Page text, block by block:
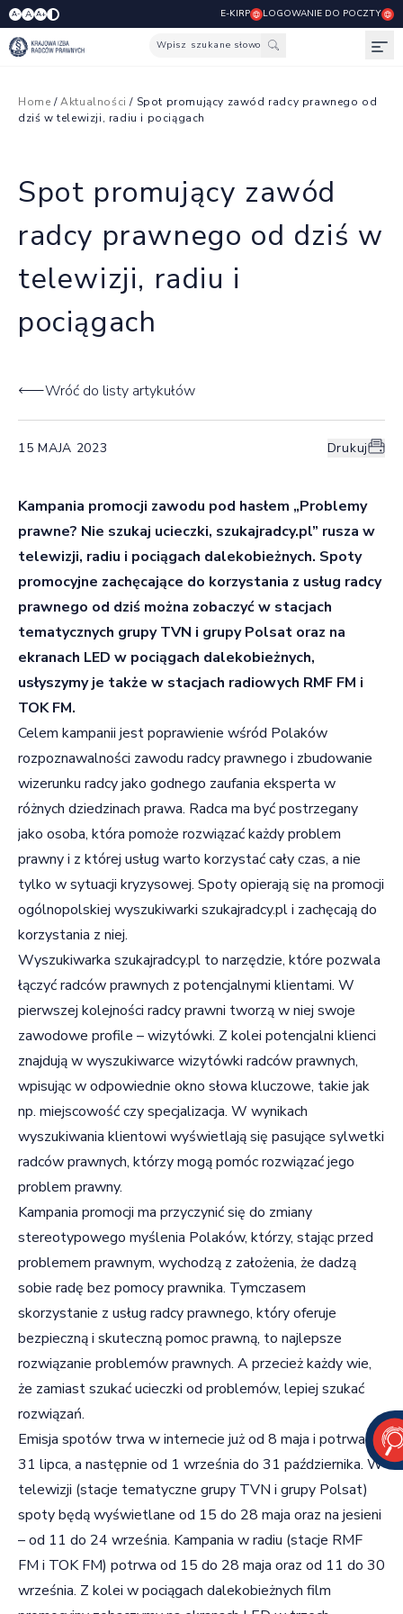
A- A A+ E-KIRP LOGOWANIE DO POCZTY
Wpisz szukane słowo
Home /Aktualności / Spot promujący zawód radcy prawnego od
dziś w telewizji, radiu i pociągach
Spot promujący zawód
radcy prawnego od dziś w
telewizji, radiu i
pociągach
Wróć do listy artykułów
15 MAJA 2023 Drukuj
Kampania promocji zawodu pod hasłem „Problemy
prawne? Nie szukaj ucieczki, szukajradcy.pl” rusza w
telewizji, radiu i pociągach dalekobieżnych. Spoty
promocyjne zachęcające do korzystania z usług radcy
prawnego od dziś można zobaczyć w stacjach
tematycznych grupy TVN i grupy Polsat oraz na
ekranach LED w pociągach dalekobieżnych,
usłyszymy je także w stacjach radiowych RMF FM i
TOK FM.
Celem kampanii jest poprawienie wśród Polaków
rozpoznawalności zawodu radcy prawnego i zbudowanie
wizerunku radcy jako godnego zaufania eksperta w
różnych dziedzinach prawa. Radca ma być postrzegany
jako osoba, która pomoże rozwiązać każdy problem
prawny i z której usług warto korzystać cały czas, a nie
tylko w sytuacji kryzysowej. Spoty opierają się na promocji
ogólnopolskiej wyszukiwarki szukajradcy.pl i zachęcają do
korzystania z niej.
Wyszukiwarka szukajradcy.pl to narzędzie, które pozwala
łączyć radców prawnych z potencjalnymi klientami. W
pierwszej kolejności radcy prawni tworzą w niej swoje
zawodowe profile – wizytówki. Z kolei potencjalni klienci
znajdują w wyszukiwarce wizytówki radców prawnych,
wpisując w odpowiednie okno słowa kluczowe, takie jak
np. miejscowość czy specjalizacja. W wynikach
wyszukiwania klientowi wyświetlają się pasujące sylwetki
radców prawnych, którzy mogą pomóc rozwiązać jego
problem prawny.
Kampania promocji ma przyczynić się do zmiany
stereotypowego myślenia Polaków, którzy, stając przed
problemem prawnym, wychodzą z założenia, że dadzą
sobie radę bez pomocy prawnika. Tymczasem
skorzystanie z usług radcy prawnego, który oferuje
bezpieczną i skuteczną pomoc prawną, to najlepsze
rozwiązanie problemów prawnych. A przecież każdy wie,
że zamiast szukać ucieczki od problemów, lepiej szukać
rozwiązań.
Emisja spotów trwa w internecie już od 8 maja i potrwa do
31 lipca, a następnie od 1 września do 31 października. W
telewizji (stacje tematyczne grupy TVN i grupy Polsat)
spoty będą wyświetlane od 15 do 28 maja oraz na jesieni
– od 11 do 24 września. Kampania w radiu (stacje RMF
FM i TOK FM) potrwa od 15 do 28 maja oraz od 11 do 30
września. Z kolei w pociągach dalekobieżnych film